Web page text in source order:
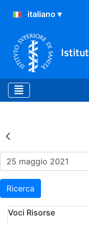
Risultati
Ricerca
Voci Risorse